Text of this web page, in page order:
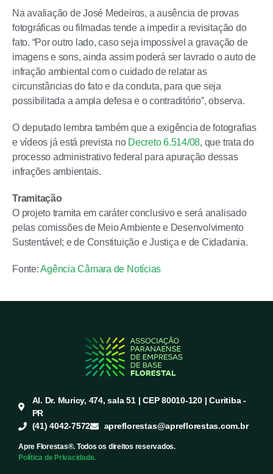
Na avaliação de José Medeiros, a ausência de provas
fotográficas ou filmadas tende a impedir a revisitação do
fato. “Por outro lado, caso seja impossível a gravação de
imagens e sons, ainda assim poderá ser lavrado o auto de
infração ambiental com o cuidado de relatar as
circunstâncias do fato e da conduta, para que seja
possibilitada a ampla defesa e o contraditório”, observa.
O deputado lembra também que a exigência de fotografias
e vídeos já está prevista no Decreto 6.514/08, que trata do
processo administrativo federal para apuração dessas
infrações ambientais.
Tramitação
O projeto tramita em caráter conclusivoe será analisado
pelas comissões de Meio Ambiente e Desenvolvimento
Sustentável; e de Constituição e Justiça e de Cidadania.
Fonte:Agência Câmara de Notícias
Al. Dr. Muricy, 474, sala 51 | CEP 80010-120 | Curitiba -
PR
(41) 4042-7572
apreflorestas@apreflorestas.com.br
Apre Florestas®. Todos os direitos reservados.
Política de Privacidade.